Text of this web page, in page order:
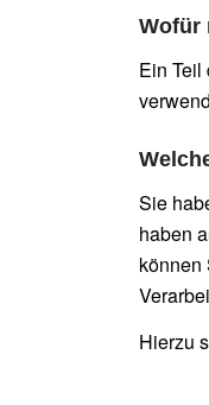
Wofür
Ein
Sie
haben
können
Hierzu